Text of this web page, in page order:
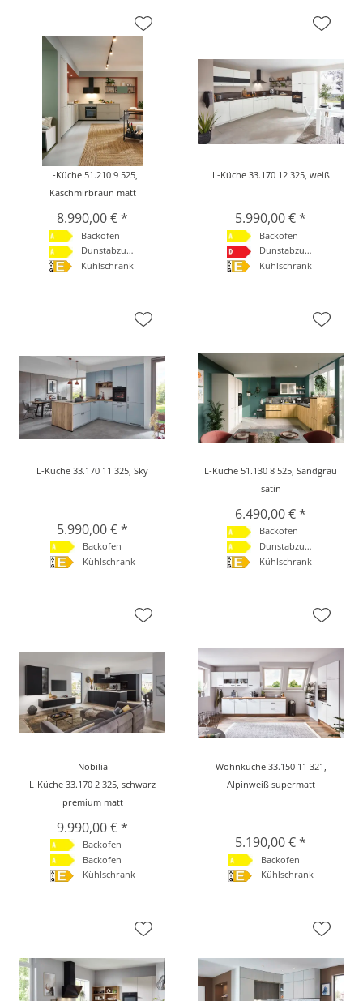
L-Küche 51.210 9 525,
Kaschmirbraun matt
8.990,00 € *
Backofen
Dunstabzugshaube
Kühlschrank
L-Küche 33.170 12 325, weiß
5.990,00 € *
Backofen
Dunstabzugshaube
Kühlschrank
L-Küche 33.170 11 325, Sky
5.990,00 € *
Backofen
Kühlschrank
L-Küche 51.130 8 525, Sandgrau
satin
6.490,00 € *
Backofen
Dunstabzugshaube
Kühlschrank
Nobilia
L-Küche 33.170 2 325, schwarz
premium matt
9.990,00 € *
Backofen
Backofen
Kühlschrank
Wohnküche 33.150 11 321,
Alpinweiß supermatt
5.190,00 € *
Backofen
Kühlschrank